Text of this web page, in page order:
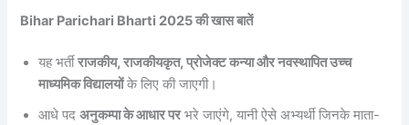
Bihar Parichari Bharti 2025 की खास बातें
यह भर्तीराजकीय, राजकीयकृत, प्रोजेक्ट कन्या और नवस्थापित उच्च
माध्यमिक विद्यालयोंके लिए की जाएगी।
आधे पदअनुकम्पा के आधार परभरे जाएंगे, यानी ऐसे अभ्यर्थी जिनके माता-